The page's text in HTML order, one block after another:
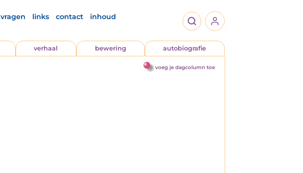
vragen links contact inhoud
verhaal bewering autobiografie
voeg je dagcolumn toe